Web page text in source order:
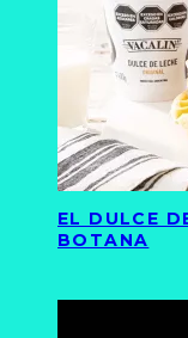
EL DULCE
BOTANA